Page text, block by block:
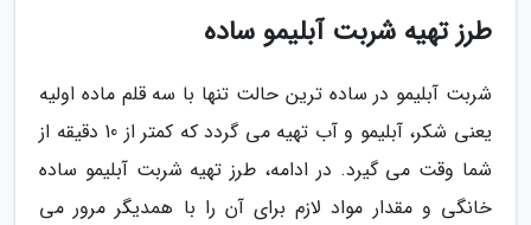
طرز تهیه شربت آبلیمو ساده
شربت آبلیمو در ساده ترین حالت تنها با سه قلم ماده اولیه
یعنی شکر، آبلیمو و آب تهیه می گردد که کمتر از 10 دقیقه از
شما وقت می گیرد. در ادامه، طرز تهیه شربت آبلیمو ساده
خانگی و مقدار مواد لازم برای آن را با همدیگر مرور می